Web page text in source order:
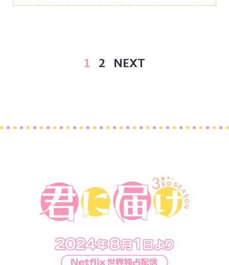
1 2 NEXT